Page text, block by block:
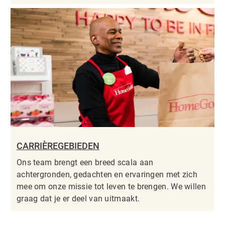
CARRIÈREGEBIEDEN
Ons team brengt een breed scala aan
achtergronden, gedachten en ervaringen met zich
mee om onze missie tot leven te brengen. We willen
graag dat je er deel van uitmaakt.